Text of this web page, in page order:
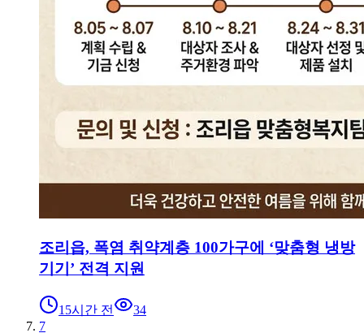
조리읍, 폭염 취약계층 100가구에 ‘맞춤형 냉방
기기’ 전격 지원
15시간 전
34
7